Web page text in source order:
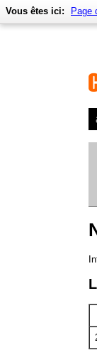
Vous êtes ici: Page